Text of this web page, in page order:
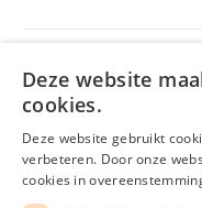
© 2025
Deze website
cookies.
Deze website gebruikt
verbeteren. Door onze
cookies in